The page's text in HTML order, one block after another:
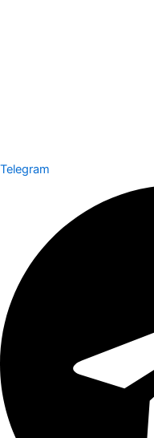
Telegram